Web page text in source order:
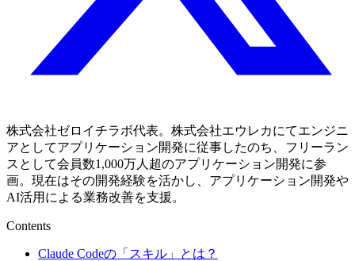
株式会社ゼロイチラボ代表。株式会社エウレカにてエンジニ
アとしてアプリケーション開発に従事したのち、フリーラン
スとして会員数1,000万人超のアプリケーション開発に参
画。現在はその開発経験を活かし、アプリケーション開発や
AI活用による業務改善を支援。
Contents
Claude Codeの「スキル」とは？